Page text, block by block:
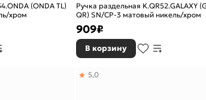
(ONDA TL)
хром
Ручка раздельная K.QR52.GALAXY
QR) SN/CP-3 матовый никель/хром
909₽
В корзину
5,0